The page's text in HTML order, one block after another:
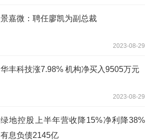
景嘉微：聘任廖凯为副总裁
2023-08-29
华丰科技涨7.98% 机构净买入9505万元
2023-08-29
绿地控股上半年营收降15%净利降38%
有息负债2145亿